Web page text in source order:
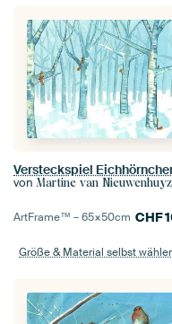
Versteckspiel
von Martine van
ArtFrame™ –65×50cm CHF
Größe & Material selbst